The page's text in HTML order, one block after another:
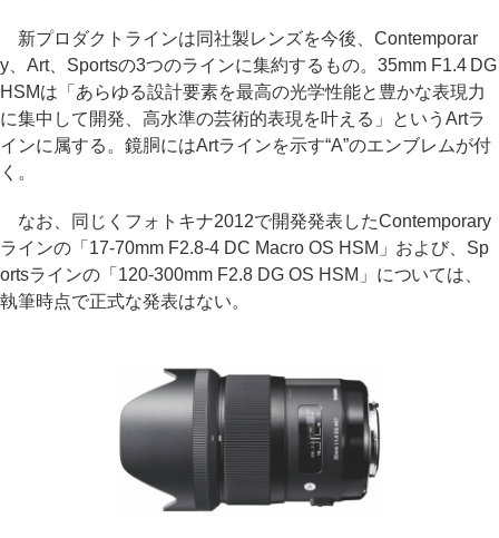
新プロダクトラインは同社製レンズを今後、Contemporar
y、Art、Sportsの3つのラインに集約するもの。35mm F1.4 DG
HSMは「あらゆる設計要素を最高の光学性能と豊かな表現力
に集中して開発、高水準の芸術的表現を叶える」というArtラ
インに属する。鏡胴にはArtラインを示す“A”のエンブレムが付
く。
なお、同じくフォトキナ2012で開発発表したContemporary
ラインの「17-70mm F2.8-4 DC Macro OS HSM」および、Sp
ortsラインの「120-300mm F2.8 DG OS HSM」については、
執筆時点で正式な発表はない。